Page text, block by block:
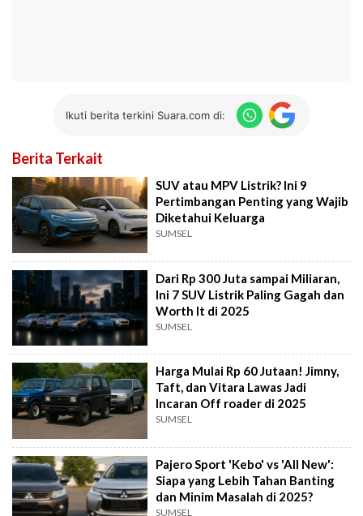
Ikuti berita terkini Suara.com di:
Berita Terkait
SUV atau MPV Listrik? Ini 9
Pertimbangan Penting yang Wajib
Diketahui Keluarga
SUMSEL
Dari Rp 300 Juta sampai Miliaran,
Ini 7 SUV Listrik Paling Gagah dan
Worth It di 2025
SUMSEL
Harga Mulai Rp 60 Jutaan! Jimny,
Taft, dan Vitara Lawas Jadi
Incaran Off roader di 2025
SUMSEL
Pajero Sport 'Kebo' vs 'All New':
Siapa yang Lebih Tahan Banting
dan Minim Masalah di 2025?
SUMSEL